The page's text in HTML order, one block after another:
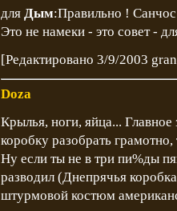
для Дым:Правильно !
Это не намеки - это совет -
[Редактировано 3/9/2003
Doza
Крылья, ноги, яйца...
коробку разобрать
Ну если ты не в три пи%ды
разводил (Днепрячья
штурмовой костюм